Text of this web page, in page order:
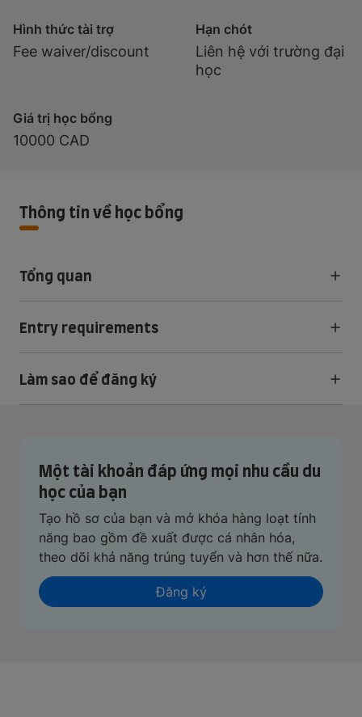
Hình thức tài trợ
Fee waiver/discount
Hạn chót
Liên hệ với trường đại
học
Giá trị học bổng
10000 CAD
Thông tin về học bổng
Tổng quan
Entry requirements
Làm sao để đăng ký
Một tài khoản đáp ứng mọi nhu cầu du
học của bạn
Tạo hồ sơ của bạn và mở khóa hàng loạt tính
năng bao gồm đề xuất được cá nhân hóa,
theo dõi khả năng trúng tuyển và hơn thế nữa.
Đăng ký